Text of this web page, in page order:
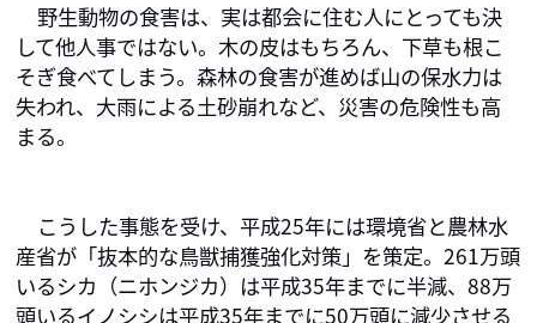
野生動物の食害は、実は都会に住む人にとっても決
して他人事ではない。木の皮はもちろん、下草も根こ
そぎ食べてしまう。森林の食害が進めば山の保水力は
失われ、大雨による土砂崩れなど、災害の危険性も高
まる。
こうした事態を受け、平成25年には環境省と農林水
産省が「抜本的な鳥獣捕獲強化対策」を策定。261万頭
いるシカ（ニホンジカ）は平成35年までに半減、88万
頭いるイノシシは平成35年までに50万頭に減少させる